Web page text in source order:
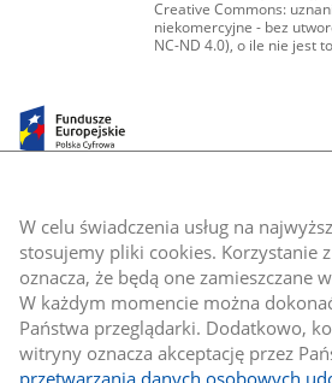
W celu świadczenia usług na
stosujemy pliki cookies. Korzystanie
oznacza, że będą one zamieszczane
W każdym momencie można
Państwa przeglądarki. Dodatkowo,
witryny oznacza akceptację przez
przetwarzania danych osobowych
Creative Commons:
niekomercyjne - bez
NC-ND 4.0), o ile nie jest